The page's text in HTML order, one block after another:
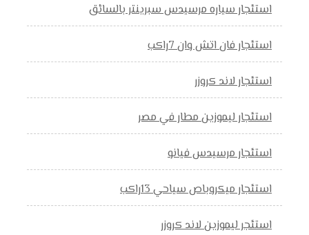
استئجار سياره مرسيدس سبرينتر بالسائق
استئجار فان اتش وان 7راكب
استئجار لاند كروزر
استئجار ليموزين مطار في مصر
استئجار مرسيدس فيانو
استئجار ميكروباص سياحي 13راكب
استئجر ليموزين لاند كروزر